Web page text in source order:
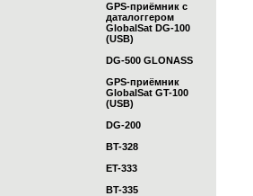
GPS-приёмник с
даталоггером
GlobalSat DG-100
(USB)
DG-500 GLONASS
GPS-приёмник
GlobalSat GT-100
(USB)
DG-200
BT-328
ET-333
BT-335